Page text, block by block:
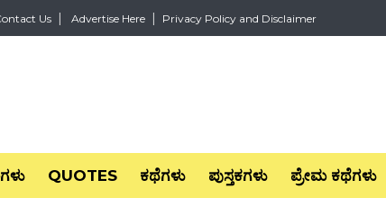
Us Advertise Here Privacy Policy and Disclaimer
QUOTES ಕಥೆಗಳು ಪುಸ್ತಕಗಳು ಪ್ರೇಮ ಕಥೆಗಳು